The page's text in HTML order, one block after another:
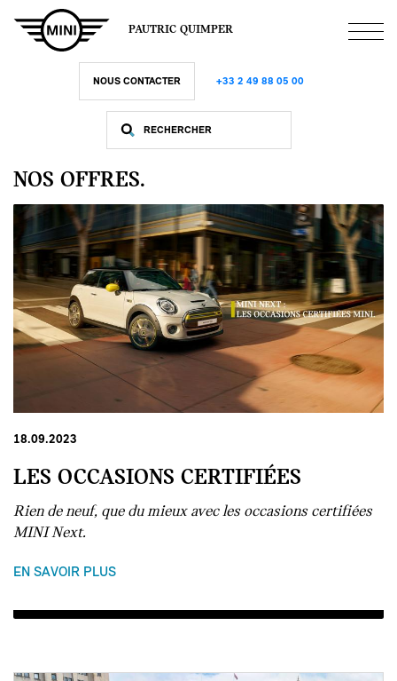
contenu
PAUTRIC QUIMPER
NOUS CONTACTER +33 2 49 88 05 00
NOS OFFRES.
18.09.2023
LES OCCASIONS CERTIFIÉES
Rien de neuf, que du mieux avec les occasions certifiées
MINI Next.
EN SAVOIR PLUS